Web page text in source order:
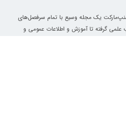
یک مجله وسیع با تمام سرفصل‌های
علمی گرفته تا آموزش و اطلاعات عمومی و